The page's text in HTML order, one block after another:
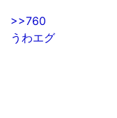
>>760
うわエグ